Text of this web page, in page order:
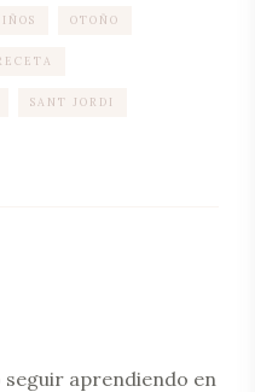
OTOÑO
SANT JORDI
seguir aprendiendo en